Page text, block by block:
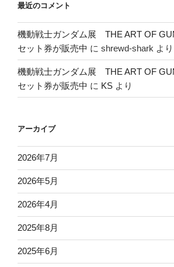
最近のコメント
機動戦士ガンダム展 THE ART OF
セット券が販売中 に shrewd-shark より
機動戦士ガンダム展 THE ART OF
セット券が販売中 に KS より
アーカイブ
2026年7月
2026年5月
2026年4月
2025年8月
2025年6月